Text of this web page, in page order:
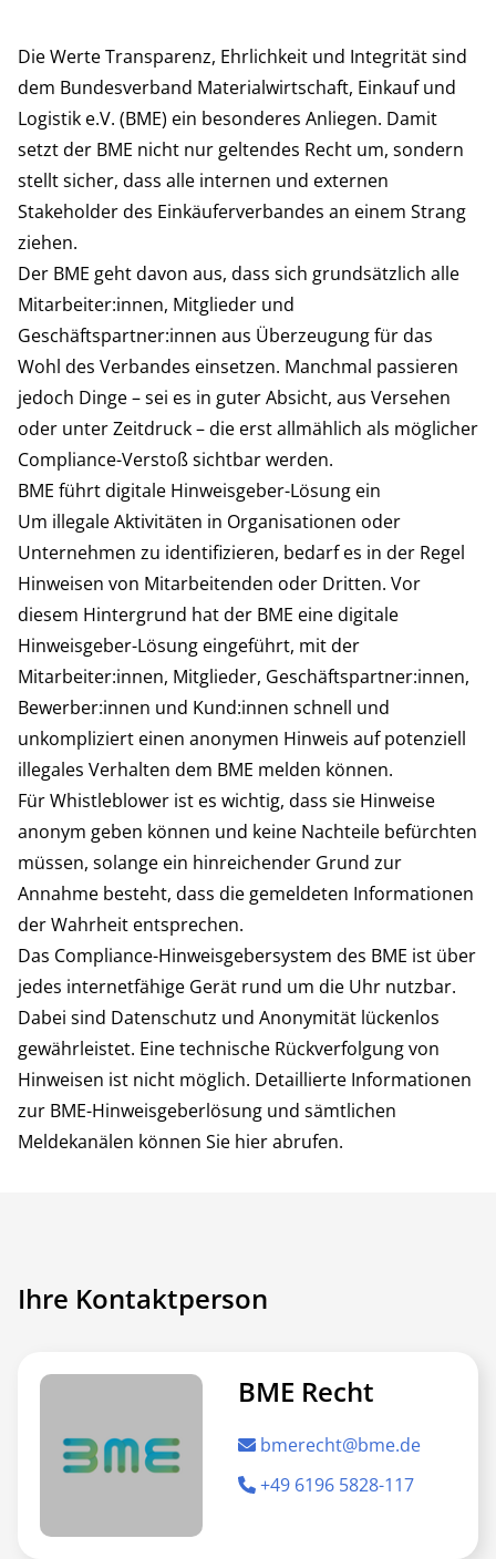
Die Werte Transparenz, Ehrlichkeit und Integrität sind
dem Bundesverband Materialwirtschaft, Einkauf und
Logistik e.V. (BME) ein besonderes Anliegen. Damit
setzt der BME nicht nur geltendes Recht um, sondern
stellt sicher, dass alle internen und externen
Stakeholder des Einkäuferverbandes an einem Strang
ziehen.
Der BME geht davon aus, dass sich grundsätzlich alle
Mitarbeiter:innen, Mitglieder und
Geschäftspartner:innen aus Überzeugung für das
Wohl des Verbandes einsetzen. Manchmal passieren
jedoch Dinge – sei es in guter Absicht, aus Versehen
oder unter Zeitdruck – die erst allmählich als möglicher
Compliance-Verstoß sichtbar werden.
BME führt digitale Hinweisgeber-Lösung ein
Um illegale Aktivitäten in Organisationen oder
Unternehmen zu identifizieren, bedarf es in der Regel
Hinweisen von Mitarbeitenden oder Dritten. Vor
diesem Hintergrund hat der BME eine digitale
Hinweisgeber-Lösung eingeführt, mit der
Mitarbeiter:innen, Mitglieder, Geschäftspartner:innen,
Bewerber:innen und Kund:innen schnell und
unkompliziert einen anonymen Hinweis auf potenziell
illegales Verhalten dem BME melden können.
Für Whistleblower ist es wichtig, dass sie Hinweise
anonym geben können und keine Nachteile befürchten
müssen, solange ein hinreichender Grund zur
Annahme besteht, dass die gemeldeten Informationen
der Wahrheit entsprechen.
Das Compliance-Hinweisgebersystem des BME ist über
jedes internetfähige Gerät rund um die Uhr nutzbar.
Dabei sind Datenschutz und Anonymität lückenlos
gewährleistet. Eine technische Rückverfolgung von
Hinweisen ist nicht möglich. Detaillierte Informationen
zur BME-Hinweisgeberlösung und sämtlichen
Meldekanälen können Sie hierabrufen.
Ihre Kontaktperson
BME Recht
bmerecht@bme.de
+49 6196 5828-117